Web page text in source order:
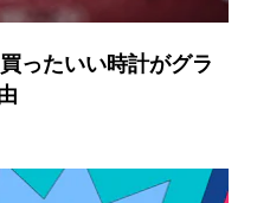
ったいい時計がグラ